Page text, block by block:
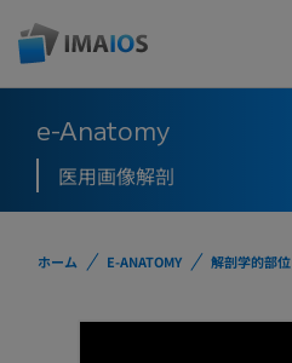
e-Anatomy
医用画像解剖
ホーム E-ANATOMY 解剖学的部位